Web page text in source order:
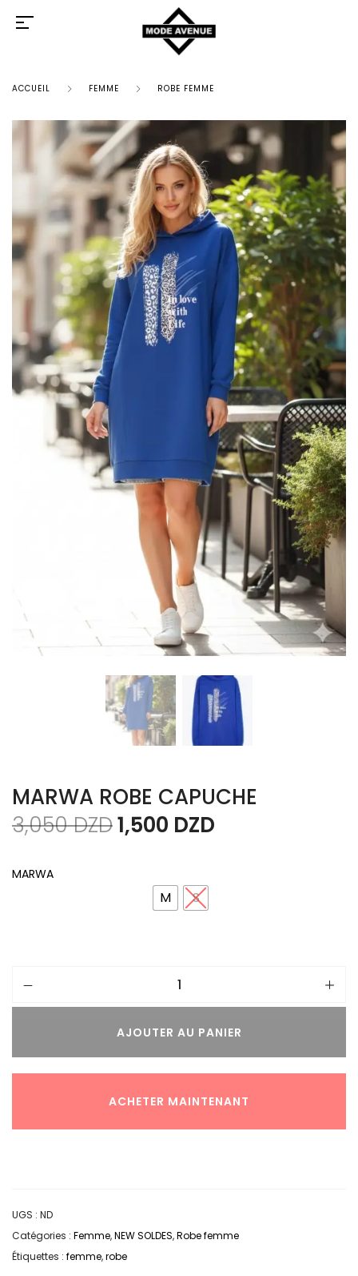
ACCUEIL FEMME ROBE FEMME
MARWA ROBE CAPUCHE
3,050DZD1,500 DZD
M S
AJOUTER AU PANIER
ACHETER MAINTENANT
UGS : ND
Catégories : Femme,NEW SOLDES,Robe femme
Étiquettes : femme,robe
MARWA